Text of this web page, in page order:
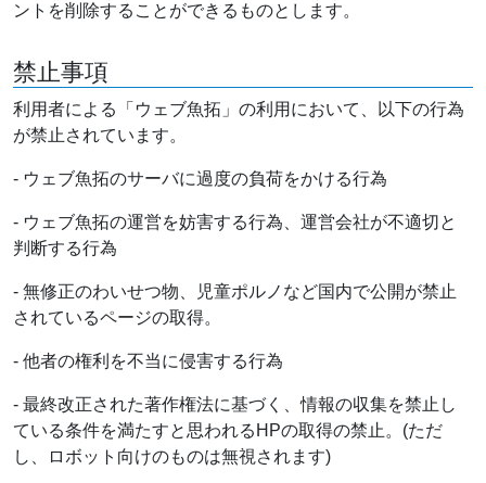
ントを削除することができるものとします。
禁止事項
利用者による「ウェブ魚拓」の利用において、以下の行為
が禁止されています。
- ウェブ魚拓のサーバに過度の負荷をかける行為
- ウェブ魚拓の運営を妨害する行為、運営会社が不適切と
判断する行為
- 無修正のわいせつ物、児童ポルノなど国内で公開が禁止
されているページの取得。
- 他者の権利を不当に侵害する行為
- 最終改正された著作権法に基づく、情報の収集を禁止し
ている条件を満たすと思われるHPの取得の禁止。(ただ
し、ロボット向けのものは無視されます)